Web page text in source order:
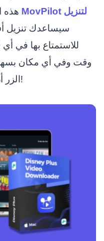
هذه
وقت وفي أي مكان
الزر أدناه واستمتع بوقتك مع الفيلم!